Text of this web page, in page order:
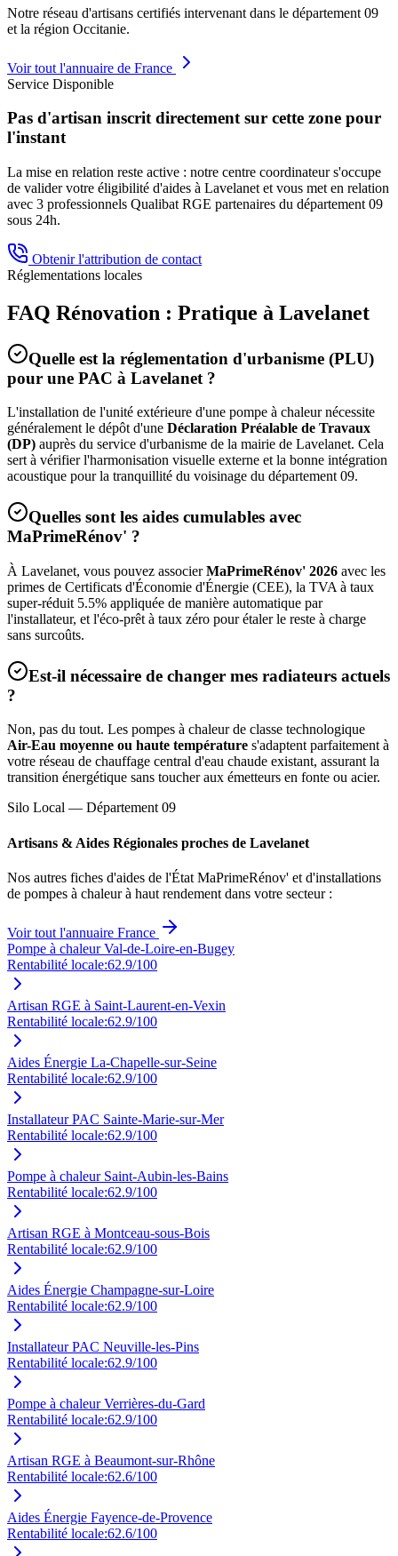
Notre réseau d'artisans certifiés intervenant dans le département 09
et la région Occitanie.
Voir tout l'annuaire de France
Service Disponible
Pas d'artisan inscrit directement sur cette zone pour
l'instant
La mise en relation reste active : notre centre coordinateur s'occupe
de valider votre éligibilité d'aides à Lavelanet et vous met en relation
avec 3 professionnels Qualibat RGE partenaires du département 09
sous 24h.
Obtenir l'attribution de contact
Réglementations locales
FAQ Rénovation : Pratique à Lavelanet
Quelle est la réglementation d'urbanisme (PLU)
pour une PAC à Lavelanet ?
L'installation de l'unité extérieure d'une pompe à chaleur nécessite
généralement le dépôt d'une Déclaration Préalable de Travaux
(DP) auprès du service d'urbanisme de la mairie de Lavelanet. Cela
sert à vérifier l'harmonisation visuelle externe et la bonne intégration
acoustique pour la tranquillité du voisinage du département09.
Quelles sont les aides cumulables avec
MaPrimeRénov' ?
À Lavelanet, vous pouvez associerMaPrimeRénov' 2026 avec les
primes de Certificats d'Économie d'Énergie (CEE), la TVA à taux
super-réduit 5.5% appliquée de manière automatique par
l'installateur, et l'éco-prêt à taux zéro pour étaler le reste à charge
sans surcoûts.
Est-il nécessaire de changer mes radiateurs actuels
?
Non, pas du tout. Les pompes à chaleur de classe technologique
Air-Eau moyenne ou haute température s'adaptent parfaitement à
votre réseau de chauffage central d'eau chaude existant, assurant la
transition énergétique sans toucher aux émetteurs en fonte ou acier.
Silo Local — Département 09
Artisans & Aides Régionales proches de Lavelanet
Nos autres fiches d'aides de l'État MaPrimeRénov' et d'installations
de pompes à chaleur à haut rendement dans votre secteur :
Voir tout l'annuaire France
Pompe à chaleur Val-de-Loire-en-Bugey
Rentabilité locale:62.9/100
Artisan RGE à Saint-Laurent-en-Vexin
Rentabilité locale:62.9/100
Aides Énergie La-Chapelle-sur-Seine
Rentabilité locale:62.9/100
Installateur PAC Sainte-Marie-sur-Mer
Rentabilité locale:62.9/100
Pompe à chaleur Saint-Aubin-les-Bains
Rentabilité locale:62.9/100
Artisan RGE à Montceau-sous-Bois
Rentabilité locale:62.9/100
Aides Énergie Champagne-sur-Loire
Rentabilité locale:62.9/100
Installateur PAC Neuville-les-Pins
Rentabilité locale:62.9/100
Pompe à chaleur Verrières-du-Gard
Rentabilité locale:62.9/100
Artisan RGE à Beaumont-sur-Rhône
Rentabilité locale:62.6/100
Aides Énergie Fayence-de-Provence
Rentabilité locale:62.6/100